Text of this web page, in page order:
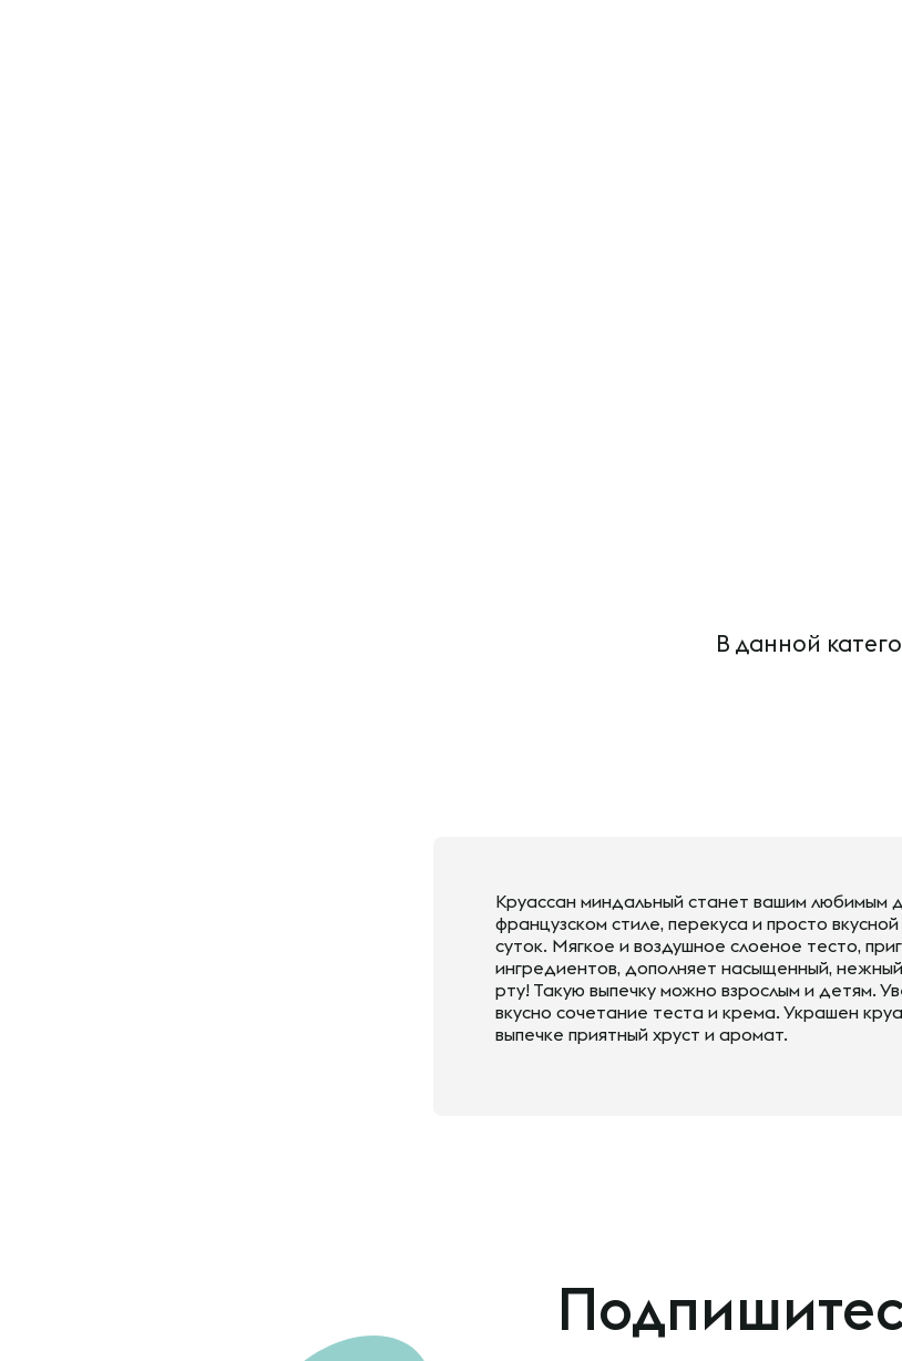
В данной
Круассан миндальный станет вашим любимым
французском стиле, перекуса и просто
суток. Мягкое и воздушное слоеное тесто,
ингредиентов, дополняет насыщенный,
рту! Такую выпечку можно взрослым и детям.
вкусно сочетание теста и крема. Украшен
выпечке приятный хруст и аромат.